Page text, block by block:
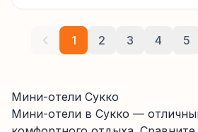
1 2 3 4 5
Мини-отели Сукко
Мини-отели в Сукко —